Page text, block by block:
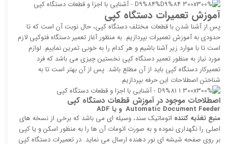
آموزش تعمیرات دستگاه کپی
پس از آشنا شدن با قطعات مختلف دستگاه کپی، حال نوبت آن است که تا
حدودی به آموزش تعمیرات بپردازیم. به منظور آغاز تعمیر دستگاه فتوکپی لازم
است تا با موارد زیر آشنا باشیم و هر کدام را به خوبی تمرین نماییم. لوازم
مورد نیاز به منظور تعمیر دستگاه کپی نخستین چیزی می باشد که فرد
تعمیرکار دستگاه کپی باید از آن مطلع باشد. پس از آن بهتر است تا به
شناختن اصطلاحات این حرفه بپردازیم.
اصطلاحات موجود در آموزش قطعات دستگاه کپی
Automatic Document Feeder و یا ADF
منبع تغذیه‌ كننده اتوماتیک سند، وسیله‌ ای می باشد كه برخی از نسخه ‌های
اصلی را نگهداری نموده و به صورت اتومات آن ها را به منظور اسكن و یا كپی
بر روی صفحه شیشه ای نور‌ دهنده ارسال می نماید. در تعمیرات دستگاه کپی